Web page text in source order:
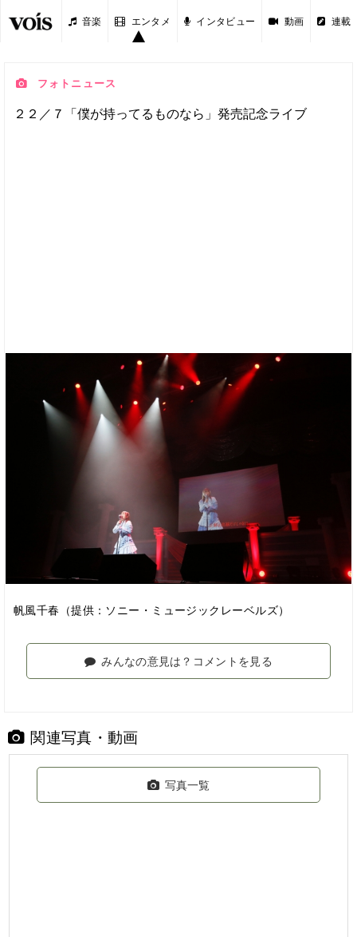
音楽 エンタメ インタビュー 動画 連載
フォトニュース
２２／７「僕が持ってるものなら」発売記念ライブ
帆風千春（提供：ソニー・ミュージックレーベルズ）
みんなの意見は？コメントを見る
関連写真・動画
写真一覧